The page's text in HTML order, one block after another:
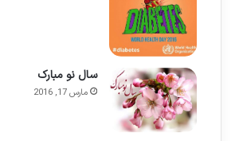
سال نو مبارک
مارس 17, 2016